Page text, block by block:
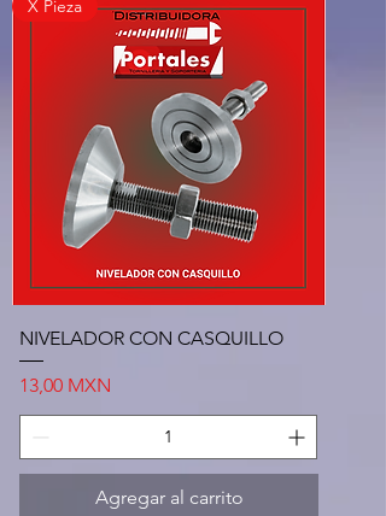
X Pieza
NIVELADOR CON CASQUILLO
Precio
13,00 MXN
Agregar al carrito